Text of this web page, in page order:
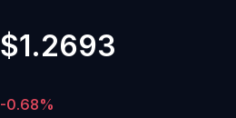
$1.2693
-0.68%